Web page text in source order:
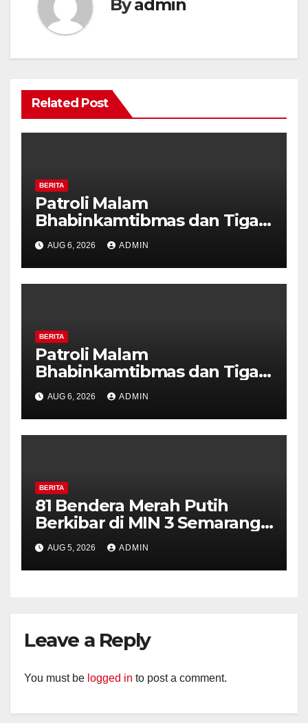
Byadmin
Related Post
BERITA
Patroli Malam
Bhabinkamtibmas dan Tiga
Pilar Kelurahan Ungaran
Perkuat Kamtibmas, Warga
Diajak Aktifkan Ronda
AUG 6, 2026 ADMIN
BERITA
Patroli Malam
Bhabinkamtibmas dan Tiga
Pilar Kelurahan Ungaran
Perkuat Kamtibmas, Warga
Diajak Aktifkan Ronda
AUG 6, 2026 ADMIN
BERITA
81 Bendera Merah Putih
Berkibar di MIN 3 Semarang,
Bhabinkamtibmas Desa
Timpik Hadiri Peringatan
HUT ke-81 Kemerdekaan RI
AUG 5, 2026 ADMIN
Leave a Reply
You must be logged in to post a comment.